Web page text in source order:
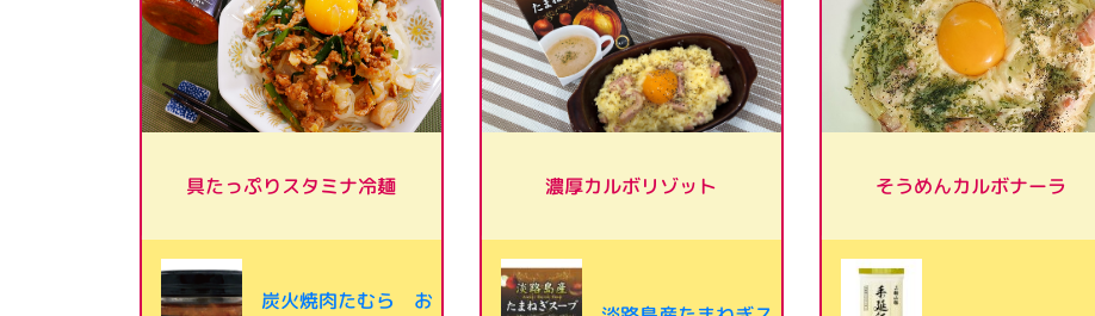
具たっぷりスタミナ冷麺
炭火焼肉たむら お
濃厚カルボリゾット そうめんカルボナーラ